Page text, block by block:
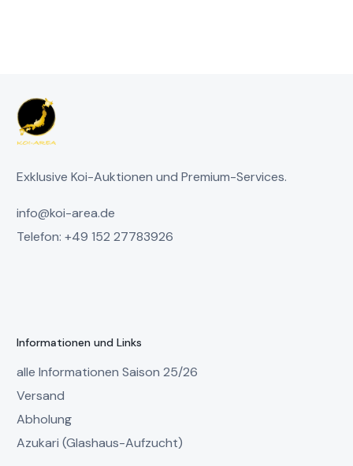
Exklusive Koi-Auktionen und Premium-Services.
info@koi-area.de
Telefon: +49 152 27783926
Informationen und Links
alle Informationen Saison 25/26
Versand
Abholung
Azukari (Glashaus-Aufzucht)